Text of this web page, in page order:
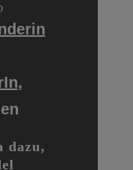
,
dazu,